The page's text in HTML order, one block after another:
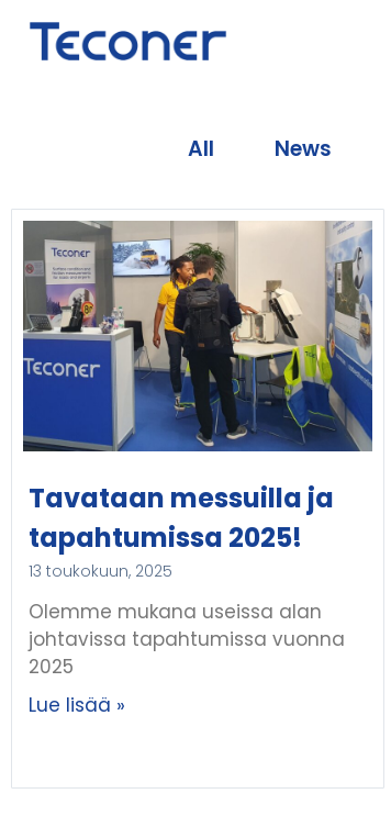
All News
Tavataan messuilla ja
tapahtumissa 2025!
13 toukokuun, 2025
Olemme mukana useissa alan
johtavissa tapahtumissa vuonna
2025
Lue lisää »